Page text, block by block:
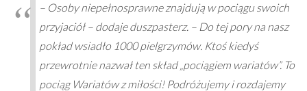
– Osoby niepełnosprawne znajdują w pociągu swoich
przyjaciół – dodaje duszpasterz. – Do tej pory na nasz
pokład wsiadło 1000 pielgrzymów. Ktoś kiedyś
przewrotnie nazwał ten skład „pociągiem wariatów”. To
pociąg Wariatów z miłości! Podróżujemy i rozdajemy